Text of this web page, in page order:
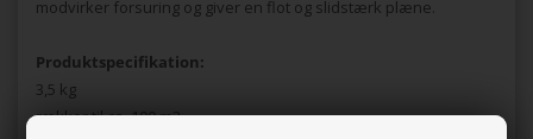
modvirker forsuring og giver en flot og slidstærk plæne.
Produktspecifikation:
3,5 kg
rækker til ca. 100 m2